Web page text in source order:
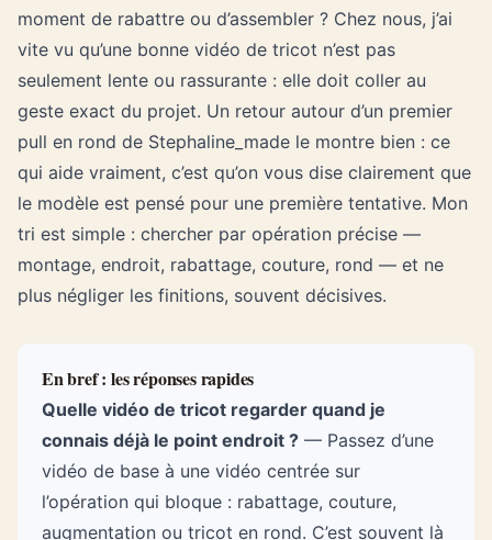
moment de rabattre ou d’assembler ? Chez nous, j’ai
vite vu qu’une bonne vidéo de tricot n’est pas
seulement lente ou rassurante : elle doit coller au
geste exact du projet. Un retour autour d’un premier
pull en rond de Stephaline_made le montre bien : ce
qui aide vraiment, c’est qu’on vous dise clairement que
le modèle est pensé pour une première tentative. Mon
tri est simple : chercher par opération précise —
montage, endroit, rabattage, couture, rond — et ne
plus négliger les finitions, souvent décisives.
En bref : les réponses rapides
Quelle vidéo de tricot regarder quand je
connais déjà le point endroit ? — Passez d’une
vidéo de base à une vidéo centrée sur
l’opération qui bloque : rabattage, couture,
augmentation ou tricot en rond. C’est souvent là